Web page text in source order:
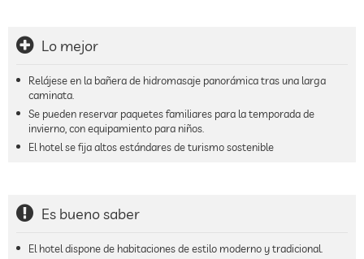
Lo mejor
Relájese en la bañera de hidromasaje panorámica tras una larga
caminata.
Se pueden reservar paquetes familiares para la temporada de
invierno, con equipamiento para niños.
El hotel se fija altos estándares de turismo sostenible
Es bueno saber
El hotel dispone de habitaciones de estilo moderno y tradicional.